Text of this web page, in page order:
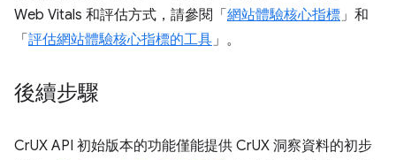
Web Vitals 和評估方式，請參閱「網站體驗核心指標 」和
「評估網站體驗核心指標的工具 」。
後續步驟
CrUX API 初始版本的功能僅能提供 CrUX 洞察資料的初步